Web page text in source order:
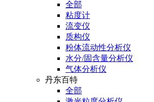
全部
粘度计
流变仪
质构仪
粉体流动性分析仪
水分/固含量分析仪
气体分析仪
丹东百特
全部